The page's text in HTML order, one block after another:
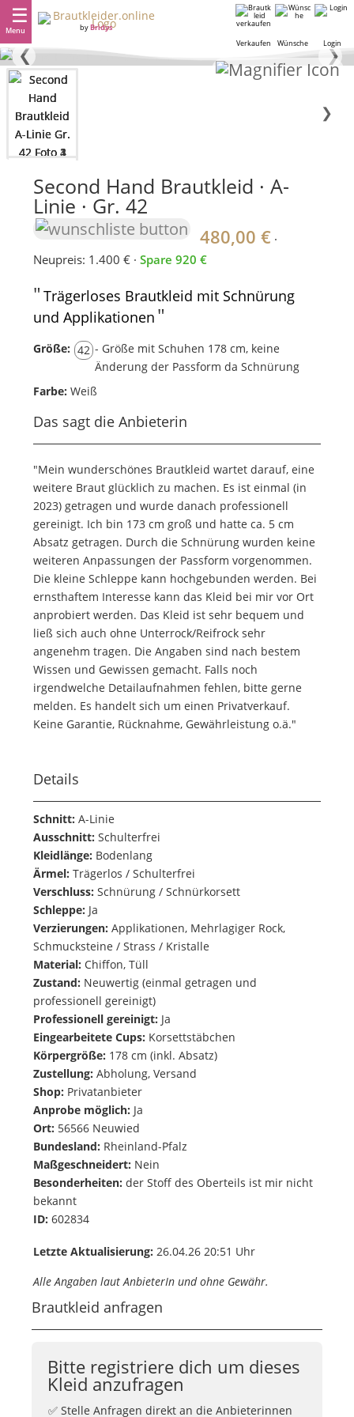
Menu byBridys
Login
Wünsche
Verkaufen
❮ ❯
❯
Second Hand Brautkleid · A-
Linie · Gr. 42
480,00 € ·
Neupreis: 1.400 € ·Spare 920 €
" Trägerloses Brautkleid mit Schnürung
und Applikationen "
Größe: 42 - Größe mit Schuhen 178 cm, keine
Änderung der Passform da Schnürung
Farbe: Weiß
Das sagt die Anbieterin
"Mein wunderschönes Brautkleid wartet darauf, eine
weitere Braut glücklich zu machen. Es ist einmal (in
2023) getragen und wurde danach professionell
gereinigt. Ich bin 173 cm groß und hatte ca. 5 cm
Absatz getragen. Durch die Schnürung wurden keine
weiteren Anpassungen der Passform vorgenommen.
Die kleine Schleppe kann hochgebunden werden. Bei
ernsthaftem Interesse kann das Kleid bei mir vor Ort
anprobiert werden. Das Kleid ist sehr bequem und
ließ sich auch ohne Unterrock/Reifrock sehr
angenehm tragen. Die Angaben sind nach bestem
Wissen und Gewissen gemacht. Falls noch
irgendwelche Detailaufnahmen fehlen, bitte gerne
melden. Es handelt sich um einen Privatverkauf.
Keine Garantie, Rücknahme, Gewährleistung o.ä."
Details
Schnitt:A-Linie
Ausschnitt:Schulterfrei
Kleidlänge: Bodenlang
Ärmel: Trägerlos / Schulterfrei
Verschluss:Schnürung / Schnürkorsett
Schleppe: Ja
Verzierungen:Applikationen, Mehrlagiger Rock,
Schmucksteine / Strass / Kristalle
Material: Chiffon, Tüll
Zustand: Neuwertig (einmal getragen und
professionell gereinigt)
Professionell gereinigt: Ja
Eingearbeitete Cups: Korsettstäbchen
Körpergröße: 178 cm (inkl. Absatz)
Zustellung:Abholung, Versand
Shop: Privatanbieter
Anprobe möglich: Ja
Ort: 56566 Neuwied
Bundesland: Rheinland-Pfalz
Maßgeschneidert: Nein
Besonderheiten: der Stoff des Oberteils ist mir nicht
bekannt
ID: 602834
Letzte Aktualisierung: 26.04.26 20:51 Uhr
Alle Angaben laut AnbieterIn und ohne Gewähr.
Brautkleid anfragen
Bitte registriere dich um dieses
Kleid anzufragen
✅ Stelle Anfragen direkt an die Anbieterinnen